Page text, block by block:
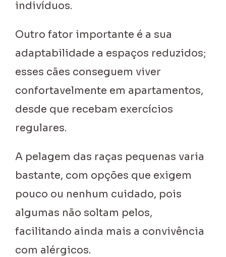
indivíduos.
Outro fator importante é a sua
adaptabilidade a espaços reduzidos;
esses cães conseguem viver
confortavelmente em apartamentos,
desde que recebam exercícios
regulares.
A pelagem das raças pequenas varia
bastante, com opções que exigem
pouco ou nenhum cuidado, pois
algumas não soltam pelos,
facilitando ainda mais a convivência
com alérgicos.